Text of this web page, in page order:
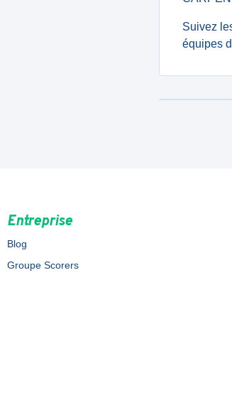
Suivez
équipes
Entreprise
Blog
Groupe Scorers